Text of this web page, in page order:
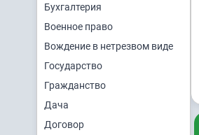
Бухгалтерия
Военное право
Вождение в нетрезвом виде
Государство
Гражданство
Дача
Договор